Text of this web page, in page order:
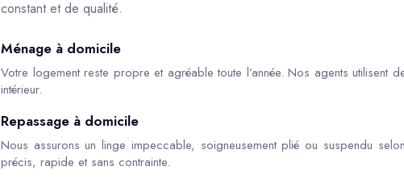
constant et de qualité.
Ménage à domicile
Votre logement reste propre et agréable toute l’année. Nos agents utilisent
intérieur.
Repassage à domicile
Nous assurons un linge impeccable, soigneusement plié ou suspendu
précis, rapide et sans contrainte.